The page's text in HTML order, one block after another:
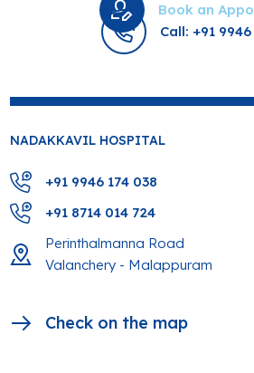
Book an
Call: +91 9946
NADAKKAVIL HOSPITAL
+91 9946 174 038
+91 8714 014 724
Perinthalmanna Road
Valanchery - Malappuram
Check on the map